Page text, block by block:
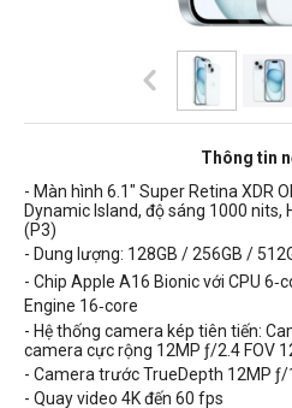
Thông tin
- Màn hình 6.1" Super Retina XDR
Dynamic Island, độ sáng 1000 nits,
(P3)
- Dung lượng: 128GB / 256GB /
- Chip Apple A16 Bionic với CPU
Engine 16‑core
- Hệ thống camera kép tiên tiến:
camera cực rộng 12MP ƒ/2.4 FOV
- Camera trước TrueDepth 12MP ƒ/
- Quay video 4K đến 60 fps